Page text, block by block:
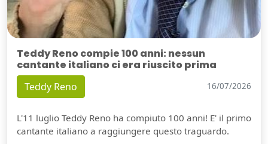
Teddy Reno compie 100 anni: nessun
cantante italiano ci era riuscito prima
Teddy Reno 16/07/2026
L'11 luglio Teddy Reno ha compiuto 100 anni! E' il primo
cantante italiano a raggiungere questo traguardo.